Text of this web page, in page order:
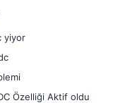
yiyor
Özelliği Aktif oldu